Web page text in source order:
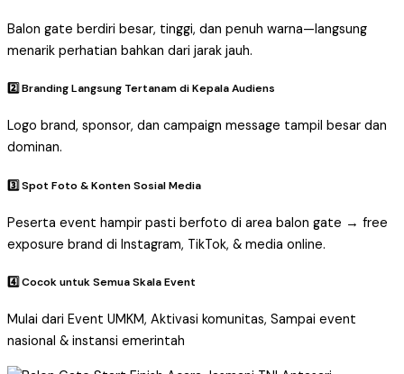
Balon gate berdiri besar, tinggi, dan penuh warna—langsung
menarik perhatian bahkan dari jarak jauh.
2️⃣ Branding Langsung Tertanam di Kepala Audiens
Logo brand, sponsor, dan campaign message tampil besar dan
dominan.
3️⃣ Spot Foto & Konten Sosial Media
Peserta event hampir pasti berfoto di area balon gate → free
exposure brand di Instagram, TikTok, & media online.
4️⃣ Cocok untuk Semua Skala Event
Mulai dari Event UMKM, Aktivasi komunitas, Sampai event
nasional & instansi emerintah